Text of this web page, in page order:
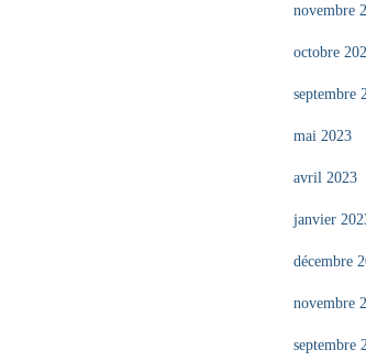
novembre
octobre
septembre
mai 2023
avril 2023
janvier
décembre
novembre
septembre